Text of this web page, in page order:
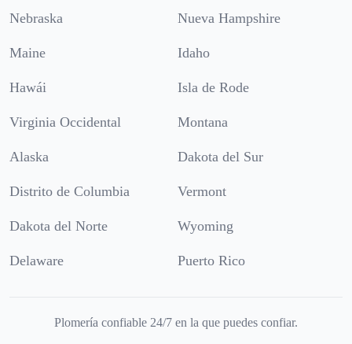
Nebraska Nueva Hampshire
Maine Idaho
Hawái Isla de Rode
Virginia Occidental Montana
Alaska Dakota del Sur
Distrito de Columbia Vermont
Dakota del Norte Wyoming
Delaware Puerto Rico
Plomería confiable 24/7 en la que puedes confiar.